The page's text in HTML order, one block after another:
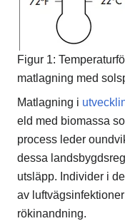
Figur 1:
matlagning med
Matlagning i
eld med biomassa
process leder
dessa
utsläpp. Individer i
av
rökinandning.